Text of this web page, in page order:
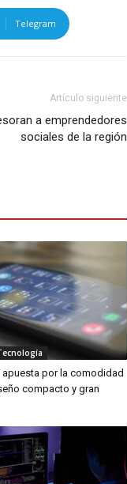
Telegram
Artículo siguiente
a emprendedores
sociales de la región
apuesta por la comodidad
compacto y gran